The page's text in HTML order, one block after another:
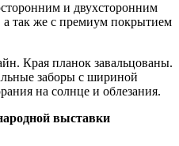
и двухсторонним
так же с премиум покрытием
Края планок завальцованы.
заборы с шириной
на солнце и облезания.
выставки